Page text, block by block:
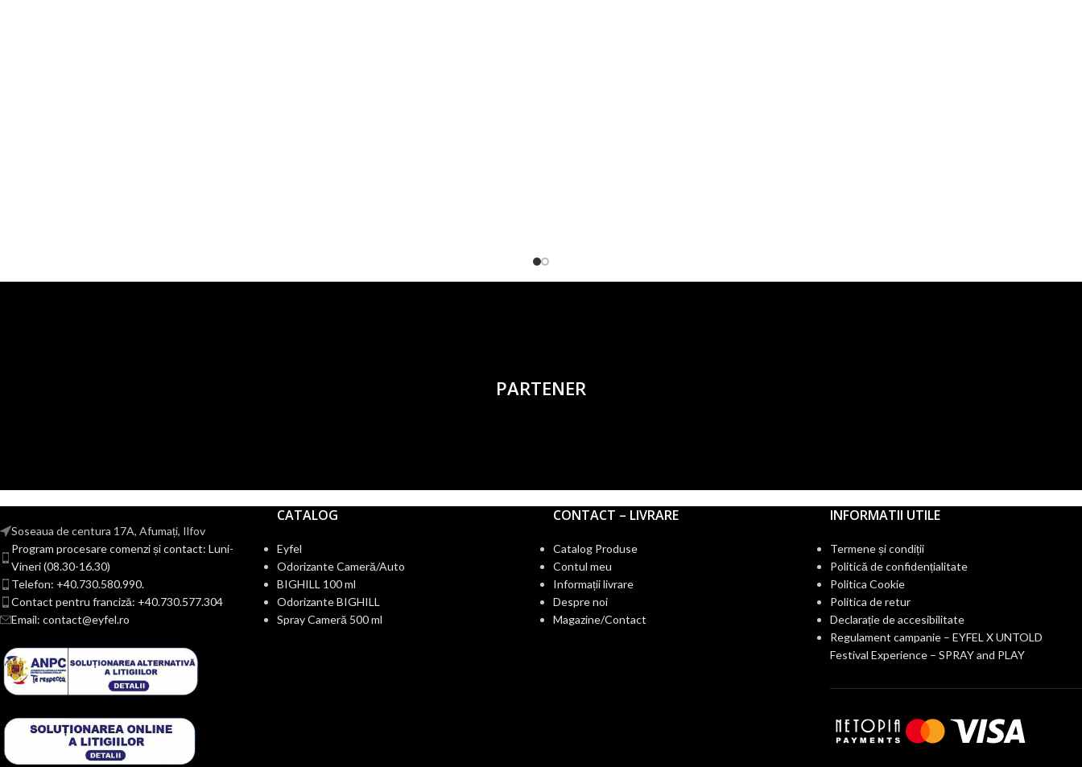
PARTENER
Soseaua de centura 17A, Afumați, Ilfov
Program procesare comenzi și contact: Luni-
Vineri (08.30-16.30)
Telefon: +40.730.580.990.
Contact pentru franciză: +40.730.577.304
Email: contact@eyfel.ro
CATALOG
Eyfel
Odorizante Cameră/Auto
BIGHILL 100 ml
Odorizante BIGHILL
Spray Cameră 500 ml
CONTACT – LIVRARE
Catalog Produse
Contul meu
Informații livrare
Despre noi
Magazine/Contact
INFORMATII UTILE
Termene și condiții
Politică de confidențialitate
Politica Cookie
Politica de retur
Declarație de accesibilitate
Regulament campanie – EYFEL X UNTOLD
Festival Experience – SPRAY and PLAY